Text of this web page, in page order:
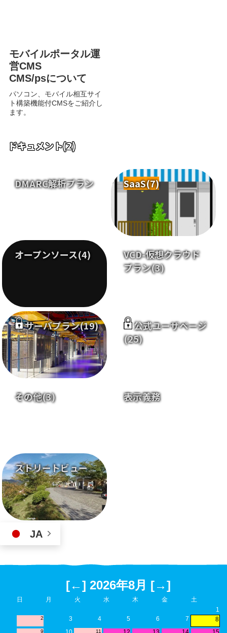
モバイルポータル運
営CMS
CMS/psについて
パソコン、モバイル相互サイ
ト構築機能付CMSをご紹介し
ます。
ドキュメント(2)
DMARC解析プラン SaaS(7)
オープンソース(4)
VCD-仮想クラウド
プラン(3)
サーバプラン(19)
公式ユーザページ
(25)
その他(3) 表示義務
ストリートビュー
JA
[←] 2026年8月 [→]
日 月 火 水 木 金
土
1
2 3 4 5 6 7 8
9 11